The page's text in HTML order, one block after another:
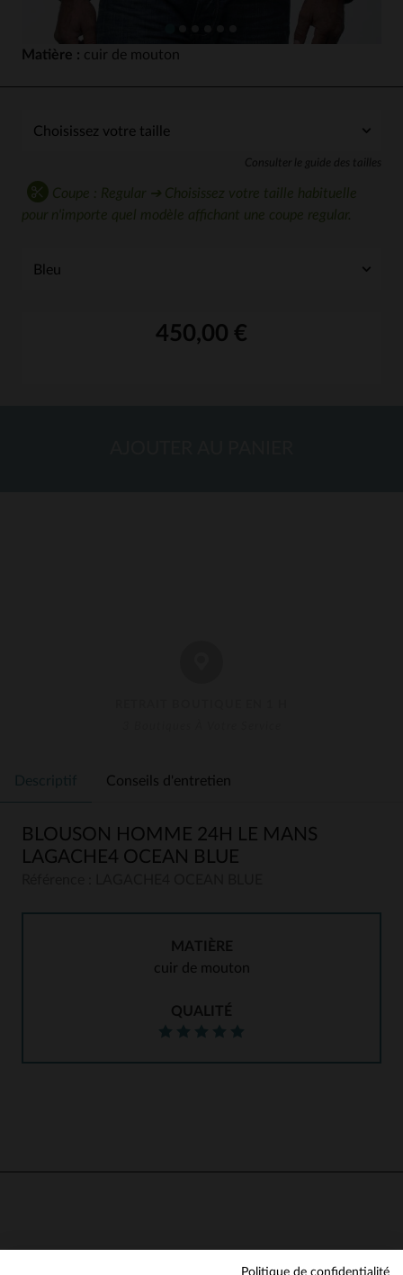
Matière : cuir de mouton
Consulter le guide des tailles
Coupe : Regular ➔ Choisissez votre taille habituelle
pour n'importe quel modèle affichant une coupe regular.
450,00 €
Descriptif Conseils d'entretien
BLOUSON HOMME 24H LE MANS
LAGACHE4 OCEAN BLUE
MATIÈRE
cuir de mouton
QUALITÉ
Politique de confidentialité